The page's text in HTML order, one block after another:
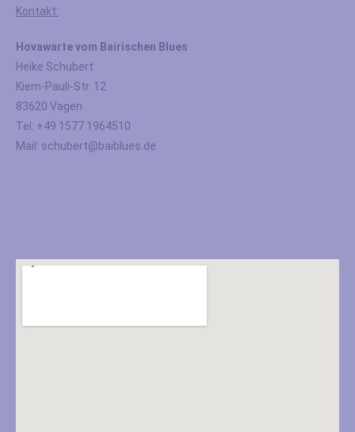
Kontakt:
Hovawarte vom Bairischen Blues
Heike Schubert
Kiem-Pauli-Str. 12
83620 Vagen
Tel: +49 1577 1964510
Mail: schubert@baiblues.de